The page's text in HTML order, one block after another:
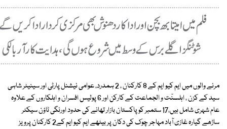
مرنے والوں میں ایم کیو ایم کے 8 کارکنان ، 2 ہمدرد، عوامی نیشنل پارٹی اور سینیٹر شاہی
سید کے کزن ، اہلسنّت و الجماعت کے کارکن اور 6 پولیس افسران و اہلکاروں کے علاوہ
عام شہری شامل ہیں،17 ستمبر کو پاکستان بازار تھانے کی حدود اورنگی ٹاؤن سیکٹر
ساڑھے گیارہ غازی آباد مہاجر چوک کی دکان پر بیٹھے ایم کیو ایم کے2 کارکنان پرویز